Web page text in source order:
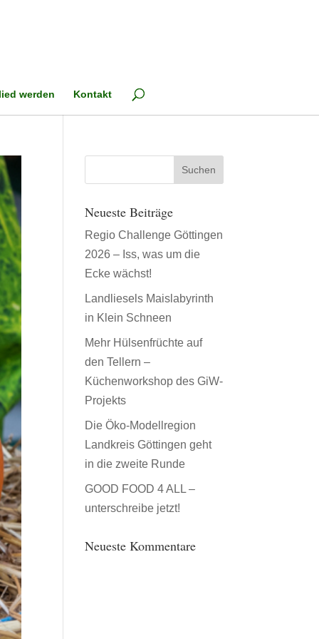
werden Kontakt
Neueste Beiträge
Regio Challenge Göttingen
2026 – Iss, was um die
Ecke wächst!
Landliesels Maislabyrinth
in Klein Schneen
Mehr Hülsenfrüchte auf
den Tellern –
Küchenworkshop des GiW-
Projekts
Die Öko-Modellregion
Landkreis Göttingen geht
in die zweite Runde
GOOD FOOD 4 ALL –
unterschreibe jetzt!
Neueste Kommentare